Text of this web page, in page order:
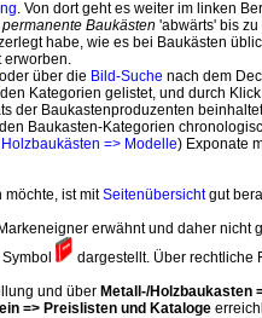
. Von dort geht es weiter im linken
permanente Baukästen 'abwärts' bis
habe, wie es bei Baukästen
erworben.
oder über die Bild-Suche nach dem
Kategorien gelistet, und durch
der Baukastenproduzenten
Baukasten-Kategorien
Holzbaukästen => Modelle) Exponate
möchte, ist mitSeitenübersichtgut
erwähnt und daher
dargestellt. Über rechtliche
und über Metall-/Holzbaukasten
=> Preislisten und Kataloge